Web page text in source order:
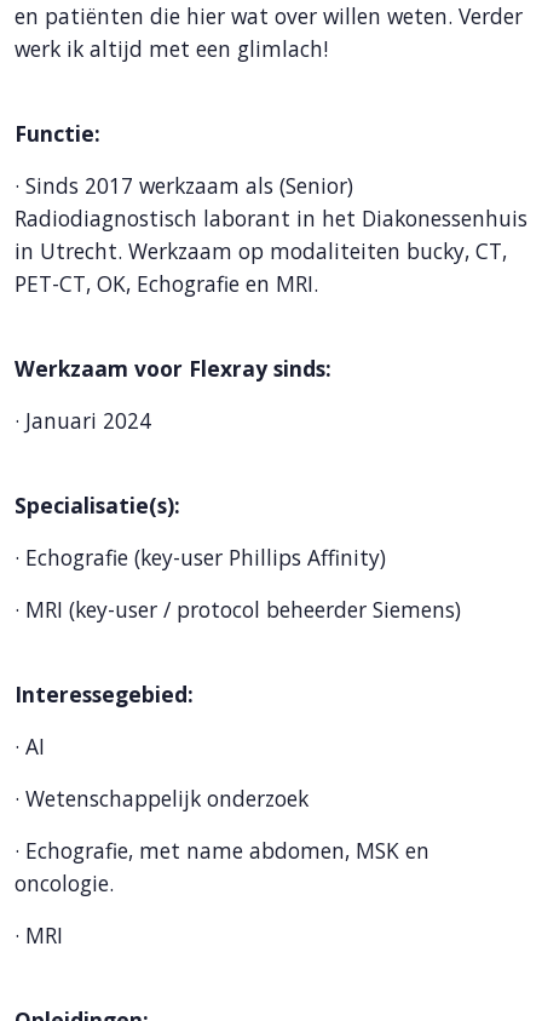
en patiënten die hier wat over willen weten. Verder
werk ik altijd met een glimlach!
Functie:
· Sinds 2017 werkzaam als (Senior)
Radiodiagnostisch laborant in het Diakonessenhuis
in Utrecht. Werkzaam op modaliteiten bucky, CT,
PET-CT, OK, Echografie en MRI.
Werkzaam voor Flexray sinds:
· Januari 2024
Specialisatie(s):
· Echografie (key-user Phillips Affinity)
· MRI (key-user / protocol beheerder Siemens)
Interessegebied:
· AI
· Wetenschappelijk onderzoek
· Echografie, met name abdomen, MSK en
oncologie.
· MRI